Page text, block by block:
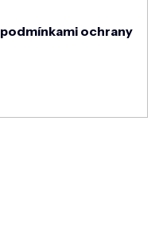
podmínkami ochrany